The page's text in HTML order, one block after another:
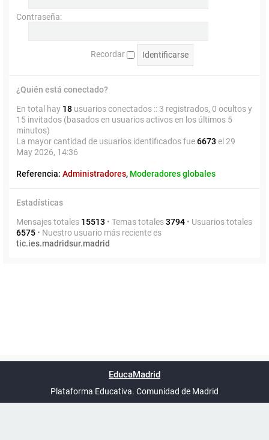
Contraseña:
Recordar
¿Quién está conectado?
En total hay 18 usuarios conectados :: 3 registrados, 0 ocultos y
15 invitados (basados en usuarios activos en los últimos 5
minutos)
La mayor cantidad de usuarios identificados fue6673 el 29
May 2026, 14:36
Referencia: Administradores, Moderadores globales
Estadísticas
Mensajes totales 15513 • Temas totales3794 • Usuarios totales
6575 • Nuestro usuario más reciente es
tic.ies.madridsur.madrid
UTC+02:00
phpBB España
EducaMadrid
Plataforma Educativa. Comunidad de Madrid